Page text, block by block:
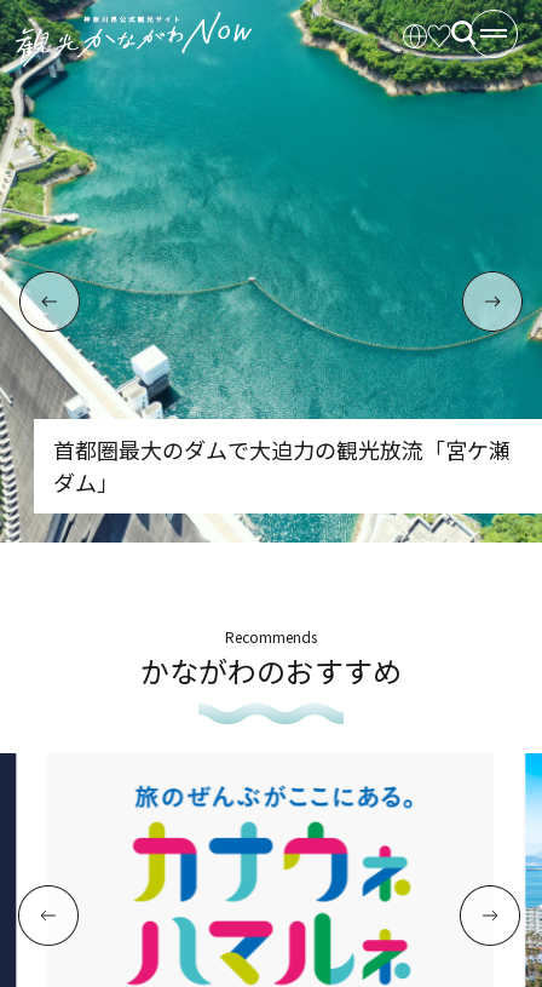
首都圏最大のダムで大迫力の観光放流「宮ケ瀬
ダム」
Recommends
かながわのおすすめ